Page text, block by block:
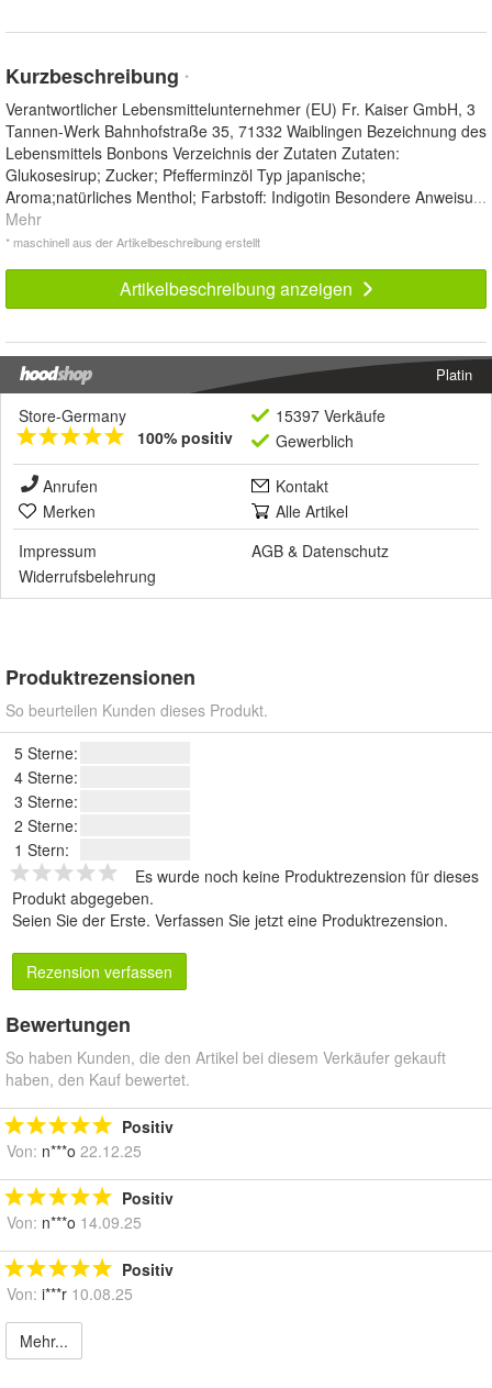
Kurzbeschreibung *
Verantwortlicher Lebensmittelunternehmer (EU) Fr. Kaiser GmbH, 3
Tannen-Werk Bahnhofstraße 35, 71332 Waiblingen Bezeichnung des
Lebensmittels Bonbons Verzeichnis der Zutaten Zutaten:
Glukosesirup; Zucker; Pfefferminzöl Typ japanische;
Aroma;natürliches Menthol; Farbstoff: Indigotin Besondere Anweisu...
Mehr
* maschinell aus der Artikelbeschreibung erstellt
Artikelbeschreibung anzeigen
Platin
Store-Germany
100% positiv
15397 Verkäufe
Gewerblich
Anrufen
Kontakt
Merken
Alle Artikel
Impressum
AGB & Datenschutz
Widerrufsbelehrung
Produktrezensionen
So beurteilen Kunden dieses Produkt.
5 Sterne:
4 Sterne:
3 Sterne:
2 Sterne:
1 Stern:
Es wurde noch keine Produktrezension für dieses
Produkt abgegeben.
Seien Sie der Erste. Verfassen Sie jetzt eine Produktrezension.
Rezension verfassen
Bewertungen
So haben Kunden, die den Artikel bei diesem Verkäufer gekauft
haben, den Kauf bewertet.
Positiv
Von: n***o 22.12.25
Positiv
Von: n***o 14.09.25
Positiv
Von: i***r 10.08.25
Mehr...